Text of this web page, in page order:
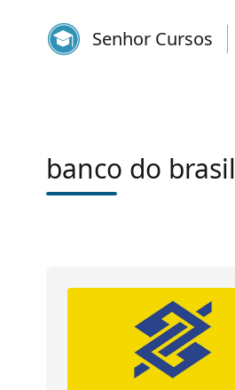
Senhor Cursos
banco do brasil